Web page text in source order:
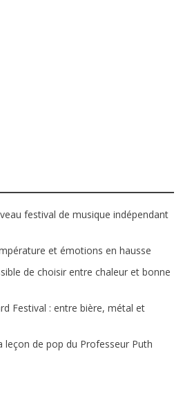
festival de musique indépendant
et émotions en hausse
de choisir entre chaleur et bonne
Festival : entre bière, métal et
leçon de pop du Professeur Puth